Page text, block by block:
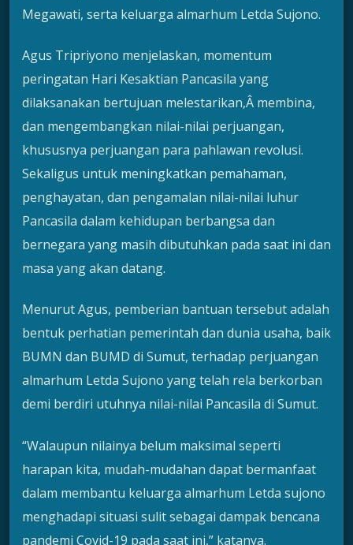
Megawati, serta keluarga almarhum Letda Sujono.
Agus Tripriyono menjelaskan, momentum
peringatan Hari Kesaktian Pancasila yang
dilaksanakan bertujuan melestarikan,Â membina,
dan mengembangkan nilai-nilai perjuangan,
khususnya perjuangan para pahlawan revolusi.
Sekaligus untuk meningkatkan pemahaman,
penghayatan, dan pengamalan nilai-nilai luhur
Pancasila dalam kehidupan berbangsa dan
bernegara yang masih dibutuhkan pada saat ini dan
masa yang akan datang.
Menurut Agus, pemberian bantuan tersebut adalah
bentuk perhatian pemerintah dan dunia usaha, baik
BUMN dan BUMD di Sumut, terhadap perjuangan
almarhum Letda Sujono yang telah rela berkorban
demi berdiri utuhnya nilai-nilai Pancasila di Sumut.
“Walaupun nilainya belum maksimal seperti
harapan kita, mudah-mudahan dapat bermanfaat
dalam membantu keluarga almarhum Letda sujono
menghadapi situasi sulit sebagai dampak bencana
pandemi Covid-19 pada saat ini,” katanya.